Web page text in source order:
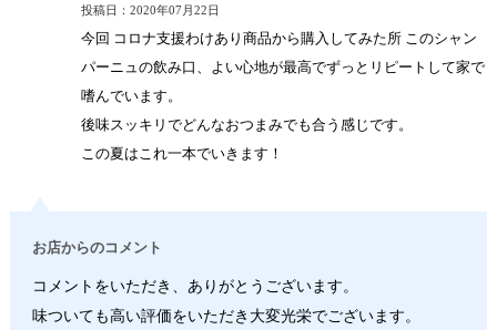
投稿日：2020年07月22日
今回 コロナ支援わけあり商品から購入してみた所 このシャン
パーニュの飲み口、よい心地が最高でずっとリピートして家で
嗜んでいます。
後味スッキリでどんなおつまみでも合う感じです。
この夏はこれ一本でいきます！
お店からのコメント
コメントをいただき、ありがとうございます。
味ついても高い評価をいただき大変光栄でございます。